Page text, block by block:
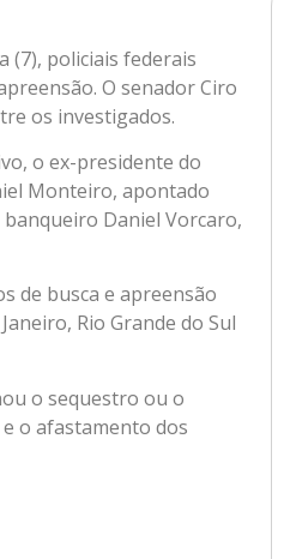
(7), policiais federais
O senador Ciro
os investigados.
o ex-presidente do
Monteiro, apontado
Daniel Vorcaro,
de busca e apreensão
Rio Grande do Sul
o sequestro ou o
o afastamento dos